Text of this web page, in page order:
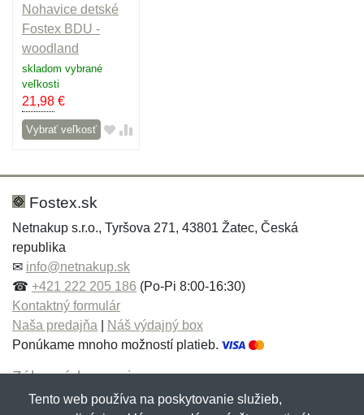
Nohavice detské
Fostex BDU -
woodland
skladom vybrané
veľkosti
21,98 €
Vybrať veľkosť
Fostex.sk
Netnakup s.r.o., Tyršova 271, 43801 Žatec, Česká
republika
✉ info@netnakup.sk
☎ +421 222 205 186 (Po-Pi 8:00-16:30)
Kontaktný formulár
Naša predajňa
Náš výdajný box
Ponúkame mnoho možností platieb.
Zákaznícky servis
Novinky emailom
Tento web používa na poskytovanie služieb,